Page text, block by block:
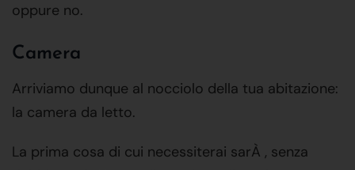
oppure no.
Camera
Arriviamo dunque al nocciolo della tua abitazione:
la camera da letto.
La prima cosa di cui necessiterai sarÀ , senza